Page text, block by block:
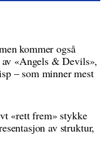
kommer også
«Angels & Devils»,
– som minner mest
«rett frem» stykke
av struktur,